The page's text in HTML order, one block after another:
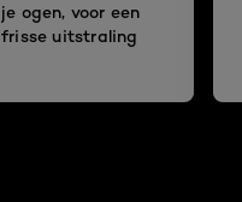
je ogen, voor een
frisse uitstraling